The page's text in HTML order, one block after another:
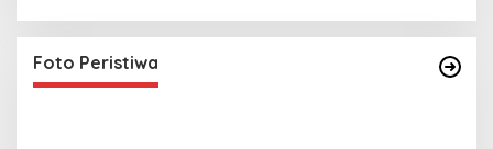
Foto Peristiwa